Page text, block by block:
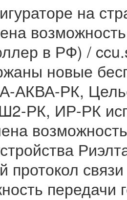
на
в РФ) /
новые
АКВА-РК,
РК, ИР-РК
протокол
передачи